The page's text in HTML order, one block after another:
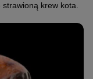
krew kota.